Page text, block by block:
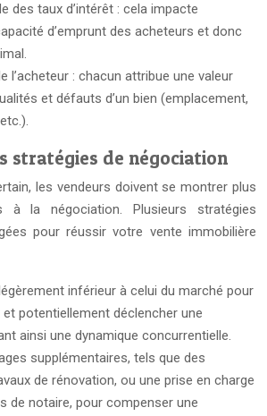
des taux d’intérêt : cela impacte
d’emprunt des acheteurs et donc
l’acheteur : chacun attribue une valeur
et défauts d’un bien (emplacement,
stratégies de négociation
les vendeurs doivent se montrer plus
à la négociation. Plusieurs stratégies
pour réussir votre vente immobilière
inférieur à celui du marché pour
et potentiellement déclencher une
ainsi une dynamique concurrentielle.
supplémentaires, tels que des
de rénovation, ou une prise en charge
de notaire, pour compenser une